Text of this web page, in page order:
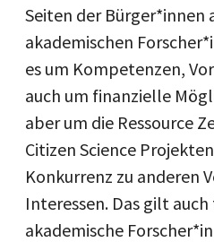
Seiten der Bürger*innen
akademischen
es um Kompetenzen,
auch um finanzielle
aber um die Ressource
Citizen Science
Konkurrenz zu anderen
Interessen. Das gilt auch
akademische